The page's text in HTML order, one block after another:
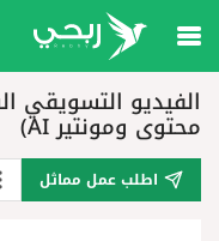
الفيديو
محتوى ومونتير AI)
اطلب عمل مماثل